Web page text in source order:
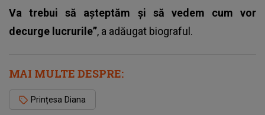
Va trebui să așteptăm și să vedem cum vor
decurge lucrurile”, a adăugat biograful.
MAI MULTE DESPRE:
Prințesa Diana